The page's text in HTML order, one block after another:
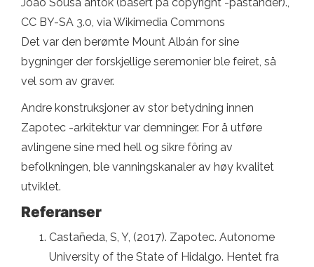
CC BY-SA 3.0, via Wikimedia Commons
Det var den berømte Mount Albán for sine
bygninger der forskjellige seremonier ble feiret, så
vel som av graver.
Andre konstruksjoner av stor betydning innen
Zapotec -arkitektur var demninger. For å utføre
avlingene sine med hell og sikre fôring av
befolkningen, ble vanningskanaler av høy kvalitet
utviklet.
Referanser
Castañeda, S, Y, (2017). Zapotec. Autonome
University of the State of Hidalgo. Hentet fra